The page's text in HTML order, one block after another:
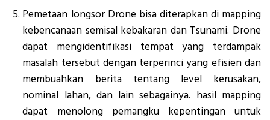
Pemetaan longsor Drone bisa diterapkan di mapping
kebencanaan semisal kebakaran dan Tsunami. Drone
dapat mengidentifikasi tempat yang terdampak
masalah tersebut dengan terperinci yang efisien dan
membuahkan berita tentang level kerusakan,
nominal lahan, dan lain sebagainya. hasil mapping
dapat menolong pemangku kepentingan untuk